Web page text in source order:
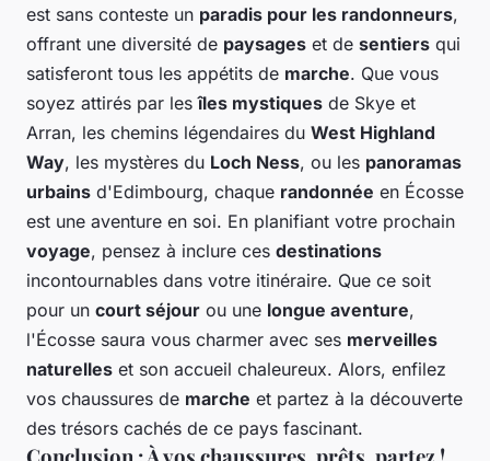
est sans conteste un paradis pour les randonneurs,
offrant une diversité de paysages et de sentiers qui
satisferont tous les appétits de marche. Que vous
soyez attirés par lesîles mystiques de Skye et
Arran, les chemins légendaires du West Highland
Way, les mystères du Loch Ness, ou les panoramas
urbains d'Edimbourg, chaque randonnée en Écosse
est une aventure en soi. En planifiant votre prochain
voyage, pensez à inclure ces destinations
incontournables dans votre itinéraire. Que ce soit
pour un court séjour ou une longue aventure,
l'Écosse saura vous charmer avec ses merveilles
naturelles et son accueil chaleureux. Alors, enfilez
vos chaussures de marche et partez à la découverte
des trésors cachés de ce pays fascinant.